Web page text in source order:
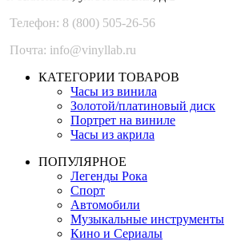
Телефон: 8 (800) 505-26-56
Почта: info@vinyllab.ru
КАТЕГОРИИ ТОВАРОВ
Часы из винила
Золотой/платиновый диск
Портрет на виниле
Часы из акрила
ПОПУЛЯРНОЕ
Легенды Рока
Спорт
Автомобили
Музыкальные инструменты
Кино и Сериалы